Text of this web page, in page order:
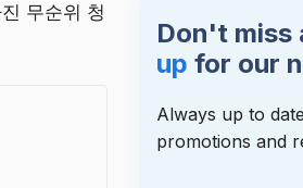
무순위 청
Don't miss
up for our
Always up to
promotions and